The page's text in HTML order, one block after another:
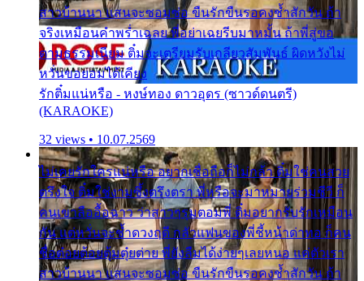
สาวบ้านนา แสนจะซอมซ่อ ขืนรักขืนรอคงช้ำสักวัน ถ้า
จริงเหมือนคำพร่ำเฉลย พี่อย่าเฉยรีบมาหมั้น ถ้าพี่สู่ขอ
ตามธรรมเนียม ติ๋มจะเตรียมรับเกลียวสัมพันธ์ ผิดหวังไม่
หวั่นขอยอมได้เคียง
รักติ๋มแน่หรือ - หงษ์ทอง ดาวอุดร (ซาวด์ดนตรี)
(KARAOKE)
32 views • 10.07.2569
ไม่เคยรักใครแน่หรือ อยากเชื่อถือก็ไม่กล้า ติ๋มใช่คนสวย
ตรึงใจ ติ๋มใช่งามซึ้งตรึงตรา พี่หรือจะมาหมายร่วมชีวี ก็
คนเขาลืออื้อฉาว ว่าสาวๆรุมตอมพี่ ติ๋มอยากรับรักเหมือน
กัน แต่หวั่นจะช้ำดวงฤดี กลัวแฟนของพี่ชี้หน้าด่าทอ ก็คน
ชื่อต๋อยต้อยตุ้มตุ๋ยต่าย พี่ยังลืมได้ง่ายๆเลยหนอ แค่ตัวเรา
สาวบ้านนา แสนจะซอมซ่อ ขืนรักขืนรอคงช้ำสักวัน ถ้า